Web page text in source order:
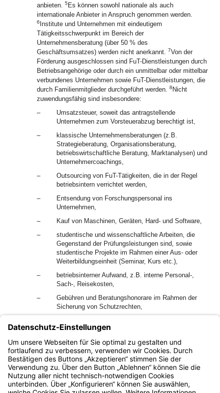
anbieten. 5 Es können sowohl nationale als auch
internationale Anbieter in Anspruch genommen werden.
6 Institute und Unternehmen mit eindeutigem
Tätigkeitsschwerpunkt im Bereich der
Unternehmensberatung (über 50 % des
Geschäftsumsatzes) werden nicht anerkannt. 7Von der
Förderung ausgeschlossen sind FuT-Dienstleistungen durch
Betriebsangehörige oder durch ein unmittelbar oder mittelbar
verbundenes Unternehmen sowie FuT-Dienstleistungen, die
durch Familienmitglieder durchgeführt werden. 8 Nicht
zuwendungsfähig sind insbesondere:
–
Umsatzsteuer, soweit das antragstellende
Unternehmen zum Vorsteuerabzug berechtigt ist,
–
klassische Unternehmensberatungen (z.B.
Strategieberatung, Organisationsberatung,
betriebswirtschaftliche Beratung, Marktanalysen) und
Unternehmercoachings,
–
Outsourcing von FuT-Tätigkeiten, die in der Regel
betriebsintern verrichtet werden,
–
Entsendung von Forschungspersonal ins
Unternehmen,
–
Kauf von Maschinen, Geräten, Hard- und Software,
–
studentische und wissenschaftliche Arbeiten, die
Gegenstand der Prüfungsleistungen sind, sowie
studentische Projekte im Rahmen einer Aus- oder
Weiterbildungseinheit (Seminar, Kurs etc.),
–
betriebsinterner Aufwand, z.B. interne Personal-,
Sach-, Reisekosten,
–
Gebühren und Beratungshonorare im Rahmen der
Sicherung von Schutzrechten,
nicht technologiebezogene Dienstleistungsangebote,
–
Einführung von Qualitätsmanagementsystemen.
Bayern.de